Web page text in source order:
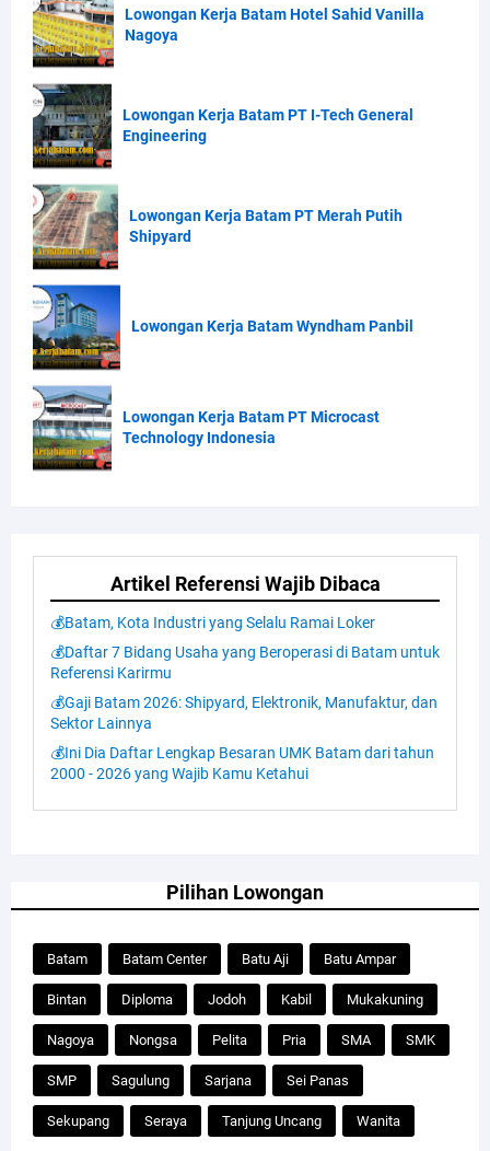
Lowongan Kerja Batam Hotel Sahid Vanilla
Nagoya
Lowongan Kerja Batam PT I-Tech General
Engineering
Lowongan Kerja Batam PT Merah Putih
Shipyard
Lowongan Kerja Batam Wyndham Panbil
Lowongan Kerja Batam PT Microcast
Technology Indonesia
Artikel Referensi Wajib Dibaca
💰Batam, Kota Industri yang Selalu Ramai Loker
💰Daftar 7 Bidang Usaha yang Beroperasi di Batam untuk
Referensi Karirmu
💰Gaji Batam 2026: Shipyard, Elektronik, Manufaktur, dan
Sektor Lainnya
💰Ini Dia Daftar Lengkap Besaran UMK Batam dari tahun
2000 - 2026 yang Wajib Kamu Ketahui
Pilihan Lowongan
Batam Batam Center Batu Aji Batu Ampar
Bintan Diploma Jodoh Kabil Mukakuning
Nagoya Nongsa Pelita Pria SMA SMK
SMP Sagulung Sarjana Sei Panas
Sekupang Seraya Tanjung Uncang Wanita